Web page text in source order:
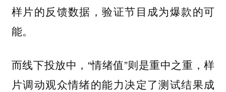
样片的反馈数据，验证节目成为爆款的可
能。
而线下投放中，“情绪值”则是重中之重，样
片调动观众情绪的能力决定了测试结果成